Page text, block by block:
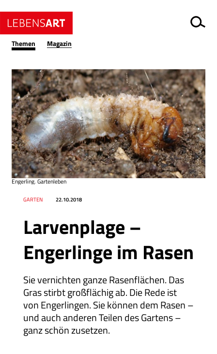
Themen Magazin
Larvenplage –
Engerlinge im Rasen
Sie vernichten ganze Rasenflächen. Das
Gras stirbt großflächig ab. Die Rede ist
von Engerlingen. Sie können dem Rasen –
und auch anderen Teilen des Gartens –
ganz schön zusetzen.
Datum 22.10.2018
RessortGARTEN
Engerling. Gartenleben